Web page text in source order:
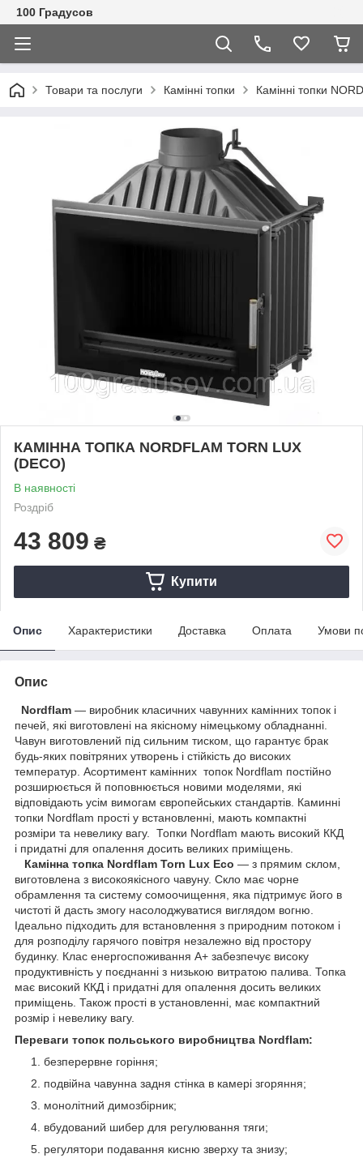
100 Градусов
Товари та послуги Камінні топки Камінні топки
КАМІННА ТОПКА NORDFLAM TORN LUX
(DECO)
В наявності
Роздріб
43 809 ₴
Купити
Опис Характеристики Доставка Оплата Умови
Опис
Nordflam — виробник класичних чавунних камінних топок і
печей, які виготовлені на якісному німецькому обладнанні.
Чавун виготовлений під сильним тиском, що гарантує брак
будь-яких повітряних утворень і стійкість до високих
температур. Асортимент камінних топок Nordflam постійно
розширюється й поповнюється новими моделями, які
відповідають усім вимогам європейських стандартів. Каминні
топки Nordflam прості у встановленні, мають компактні
розміри та невелику вагу. Топки Nordflam мають високий ККД
і придатні для опалення досить великих приміщень.
Камінна топка Nordflam Torn Lux Eco — з прямим склом,
виготовлена з високоякісного чавуну. Скло має чорне
обрамлення та систему сомоочищення, яка підтримує його в
чистоті й дасть змогу насолоджуватися виглядом вогню.
Ідеально підходить для встановлення з природним потоком і
для розподілу гарячого повітря незалежно від простору
будинку. Клас енергоспоживання A+ забезпечує високу
продуктивність у поєднанні з низькою витратою палива. Топка
має високий ККД і придатні для опалення досить великих
приміщень. Також прості в установленні, має компактний
розмір і невелику вагу.
Переваги топок польського виробництва Nordflam:
безперервне горіння;
подвійна чавунна задня стінка в камері згоряння;
монолітний димозбірник;
вбудований шибер для регулювання тяги;
регулятори подавання кисню зверху та знизу;